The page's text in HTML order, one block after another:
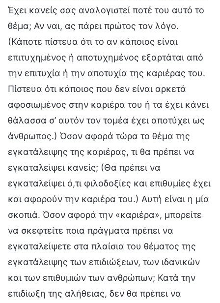
Έχει κανείς σας αναλογιστεί ποτέ του αυτό το
θέμα; Αν ναι, ας πάρει πρώτος τον λόγο.
(Κάποτε πίστευα ότι το αν κάποιος είναι
επιτυχημένος ή αποτυχημένος εξαρτάται από
την επιτυχία ή την αποτυχία της καριέρας του.
Πίστευα ότι κάποιος που δεν είναι αρκετά
αφοσιωμένος στην καριέρα του ή τα έχει κάνει
θάλασσα σ’ αυτόν τον τομέα έχει αποτύχει ως
άνθρωπος.) Όσον αφορά τώρα το θέμα της
εγκατάλειψης της καριέρας, τι θα πρέπει να
εγκαταλείψει κανείς; (Θα πρέπει να
εγκαταλείψει ό,τι φιλοδοξίες και επιθυμίες έχει
και αφορούν την καριέρα του.) Αυτή είναι η μία
σκοπιά. Όσον αφορά την «καριέρα», μπορείτε
να σκεφτείτε ποια πράγματα πρέπει να
εγκαταλείψετε στα πλαίσια του θέματος της
εγκατάλειψης των επιδιώξεων, των ιδανικών
και των επιθυμιών των ανθρώπων; Κατά την
επιδίωξη της αλήθειας, δεν θα πρέπει να